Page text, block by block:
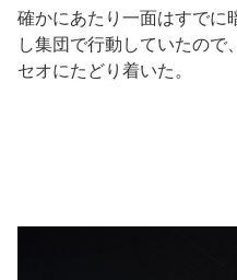
確かにあたり一面はすでに
し集団で行動していたので
セオにたどり着いた。